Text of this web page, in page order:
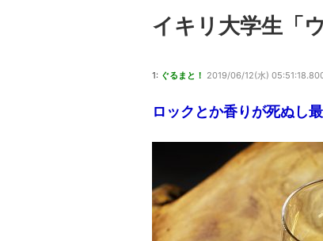
イキリ大学生「
1: ぐるまと！ 2019/06/12(水)
ロックとか香りが死ぬし